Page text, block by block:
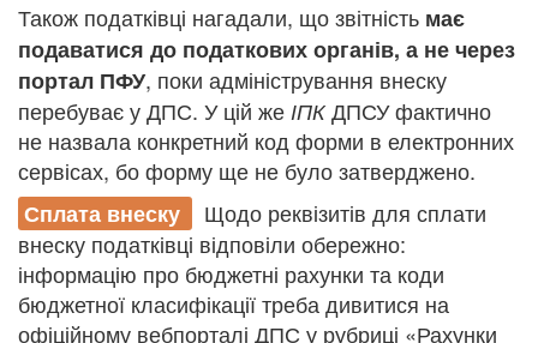
Також податківці нагадали, що звітність має
подаватися до податкових органів, а не через
портал ПФУ, поки адміністрування внеску
перебуває у ДПС. У цій же ІПК ДПСУ фактично
не назвала конкретний код форми в електронних
сервісах, бо форму ще не було затверджено.
Сплата внеску
Щодо реквізитів для сплати
внеску податківці відповіли обережно:
інформацію про бюджетні рахунки та коди
бюджетної класифікації треба дивитися на
офіційному вебпорталі ДПС у рубриці «Рахунки